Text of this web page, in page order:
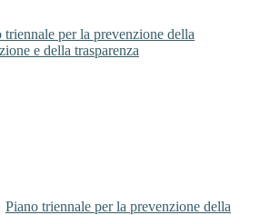
triennale per la prevenzione della
e della trasparenza
Piano triennale per la prevenzione della